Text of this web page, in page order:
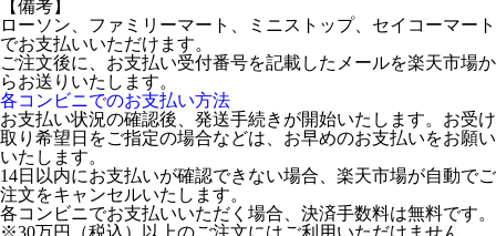
【備考】
ローソン、ファミリーマート、ミニストップ、セイコーマート
でお支払いいただけます。
ご注文後に、お支払い受付番号を記載したメールを楽天市場か
らお送りいたします。
各コンビニでのお支払い方法
お支払い状況の確認後、発送手続きが開始いたします。お受け
取り希望日をご指定の場合などは、お早めのお支払いをお願い
いたします。
14日以内にお支払いが確認できない場合、楽天市場が自動でご
注文をキャンセルいたします。
各コンビニでお支払いいただく場合、決済手数料は無料です。
※30万円（税込）以上のご注文にはご利用いただけません。